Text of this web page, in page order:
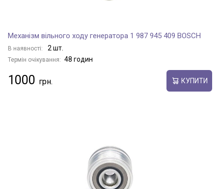
Механізм вільного ходу генератора 1 987 945 409 BOSCH
В наявності: 2 шт.
Термін очікування: 48 годин
1000 КУПИТИ